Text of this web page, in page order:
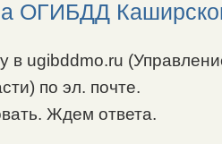
ОГИБДД
в ugibddmo.ru
по эл. почте.
Ждем ответа.